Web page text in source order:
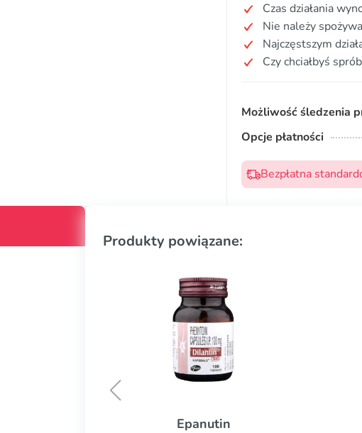
Czas działania
Nie należy
Najczęstszym
Czy chciałbyś
Możliwość śledzenia
Opcje płatności
Bezpłatna
Produkty powiązane:
Danocrine